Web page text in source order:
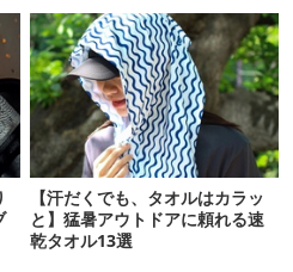
【汗だくでも、タオルはカラッ
と】猛暑アウトドアに頼れる速
乾タオル13選